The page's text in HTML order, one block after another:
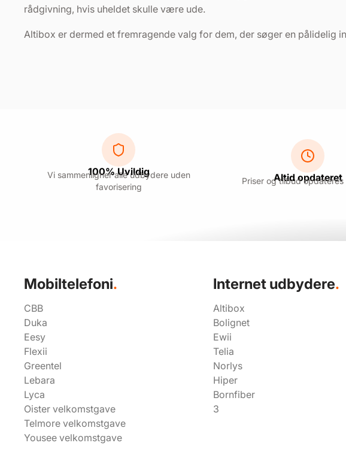
rådgivning, hvis uheldet skulle være ude.​
Altibox er dermed et fremragende valg for dem, der søger en pålidelig
100% Uvildig
Vi sammenligner alle udbydere uden
favorisering
Altid opdateret
Priser og tilbud
Mobiltelefoni.
CBB
Duka
Eesy
Flexii
Greentel
Lebara
Lyca
Oister velkomstgave
Telmore velkomstgave
Yousee velkomstgave
Internet udbydere.
Altibox
Bolignet
Ewii
Telia
Norlys
Hiper
Bornfiber
3